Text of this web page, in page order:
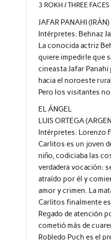
3 ROKH / THREE FACES
JAFAR PANAHI (IRÁN)
Intérpretes: Behnaz
La conocida actriz
quiere impedirle que
cineasta Jafar
hacia el noroeste
Pero los visitantes
EL ÁNGEL
LUIS ORTEGA
Intérpretes: Lorenzo
Carlitos es un joven
niño, codiciaba las
verdadera vocación:
atraído por él y
amor y crimen. La
Carlitos finalmente es
Regado de atención
cometió más de
Robledo Puch es el